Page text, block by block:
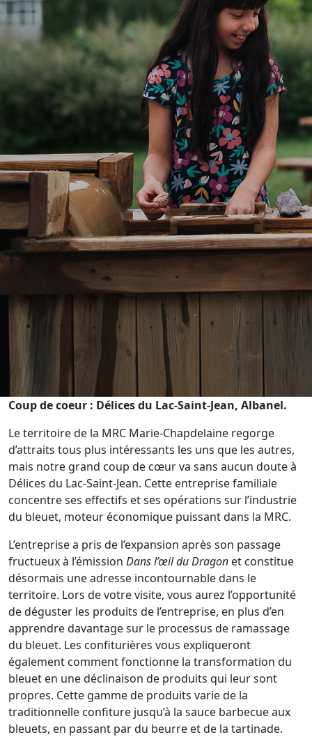
Coup de coeur : Délices du Lac-Saint-Jean, Albanel.
Le territoire de la MRC Marie-Chapdelaine regorge
d’attraits tous plus intéressants les uns que les autres,
mais notre grand coup de cœur va sans aucun doute à
Délices du Lac-Saint-Jean. Cette entreprise familiale
concentre ses effectifs et ses opérations sur l’industrie
du bleuet, moteur économique puissant dans la MRC.
L’entreprise a pris de l’expansion après son passage
fructueux à l’émission Dans l’œil du Dragon et constitue
désormais une adresse incontournable dans le
territoire. Lors de votre visite, vous aurez l’opportunité
de déguster les produits de l’entreprise, en plus d’en
apprendre davantage sur le processus de ramassage
du bleuet. Les confiturières vous expliqueront
également comment fonctionne la transformation du
bleuet en une déclinaison de produits qui leur sont
propres. Cette gamme de produits varie de la
traditionnelle confiture jusqu’à la sauce barbecue aux
bleuets, en passant par du beurre et de la tartinade.